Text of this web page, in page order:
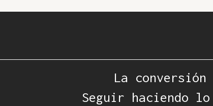
La
Seguir haciendo lo